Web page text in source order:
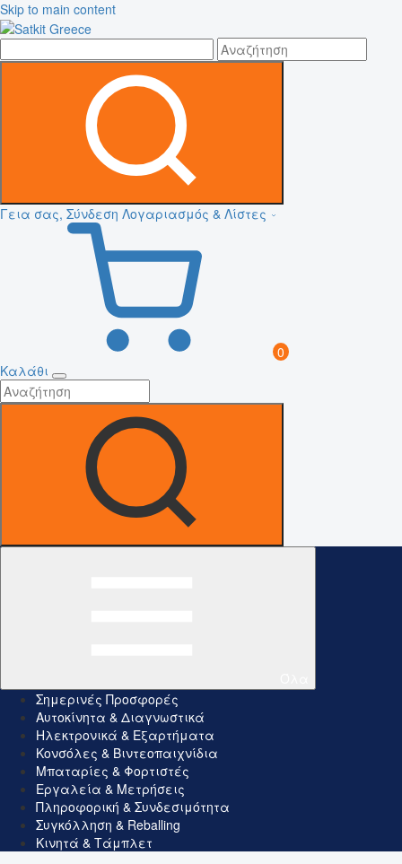
Skip to main content
Γεια σας, Σύνδεση Λογαριασμός & Λίστες
0
Καλάθι
Σημερινές Προσφορές
Αυτοκίνητα & Διαγνωστικά
Ηλεκτρονικά & Εξαρτήματα
Κονσόλες & Βιντεοπαιχνίδια
Μπαταρίες & Φορτιστές
Εργαλεία & Μετρήσεις
Πληροφορική & Συνδεσιμότητα
Συγκόλληση & Reballing
Κινητά & Τάμπλετ